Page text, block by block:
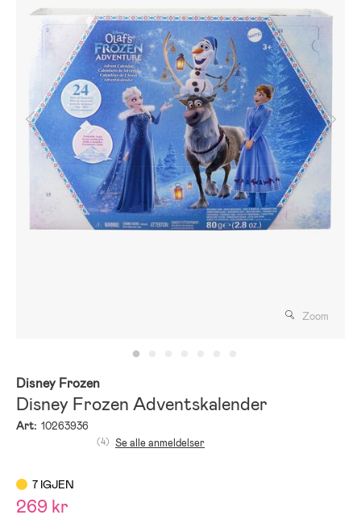
Zoom
Disney Frozen
Disney Frozen Adventskalender
Art: 10263936
(4) Se alle anmeldelser
7 IGJEN
269 kr